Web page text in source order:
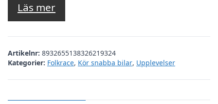
Läs mer
Artikelnr: 8932655138326219324
Kategorier: Folkrace, Kör snabba bilar, Upplevelser